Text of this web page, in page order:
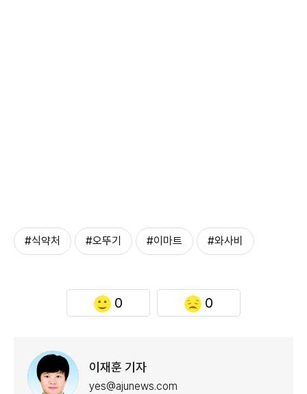
#식약처 #오뚜기 #이마트 #와사비
0 0
이재훈 기자
yes@ajunews.com